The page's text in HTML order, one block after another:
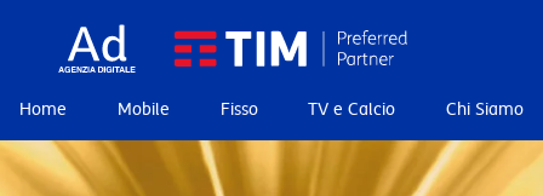
Home Mobile Fisso TV e Calcio Chi Siamo